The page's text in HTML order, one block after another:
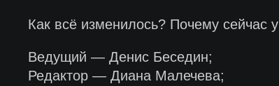
Как всё изменилось? Почему сейчас
Ведущий — Денис Беседин;
Редактор — Диана Малечева;